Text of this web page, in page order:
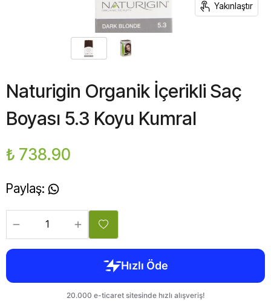
Yakınlaştır
Naturigin Organik İçerikli Saç
Boyası 5.3 Koyu Kumral
₺ 738.90
Paylaş: